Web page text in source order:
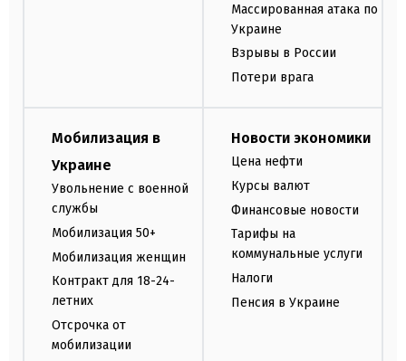
Массированная атака по
Украине
Взрывы в России
Потери врага
Мобилизация в
Украине
Увольнение с военной
службы
Мобилизация 50+
Мобилизация женщин
Контракт для 18-24-
летних
Отсрочка от
мобилизации
Новости экономики
Цена нефти
Курсы валют
Финансовые новости
Тарифы на
коммунальные услуги
Налоги
Пенсия в Украине